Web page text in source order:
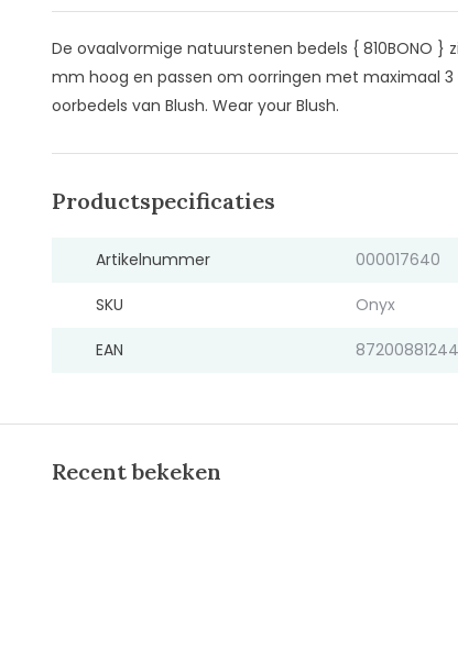
De ovaalvormige natuurstenen bedels { 810BONO
mm hoog en passen om oorringen met maximaal
oorbedels van Blush. Wear your Blush.
Productspecificaties
Artikelnummer 000017640
SKU Onyx
EAN
Recent bekeken